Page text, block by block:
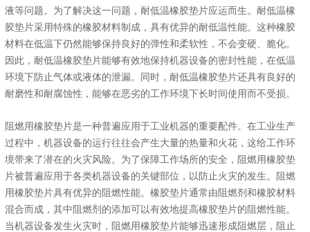
液等问题。为了解决这一问题，耐低温橡胶垫片应运而生。耐低温橡
胶垫片采用特殊的橡胶材料制成，具有优异的耐低温性能。这种橡胶
材料在低温下仍然能够保持良好的弹性和柔软性，不会变硬、脆化。
因此，耐低温橡胶垫片能够有效地保持机器设备的密封性能，在低温
环境下防止气体或液体的泄漏。同时，耐低温橡胶垫片还具有良好的
耐磨性和耐腐蚀性，能够在恶劣的工作环境下长时间使用而不受损。
阻燃用橡胶垫片是一种普遍应用于工业机器的重要配件。在工业生产
过程中，机器设备的运行往往会产生大量的热量和火花，这给工作环
境带来了潜在的火灾风险。为了保障工作场所的安全，阻燃用橡胶垫
片被普遍应用于各类机器设备的关键部位，以防止火灾的发生。阻燃
用橡胶垫片具有优异的阻燃性能。橡胶垫片通常由阻燃剂和橡胶材料
混合而成，其中阻燃剂的添加可以有效地提高橡胶垫片的阻燃性能。
当机器设备发生火灾时，阻燃用橡胶垫片能够迅速形成阻燃层，阻止